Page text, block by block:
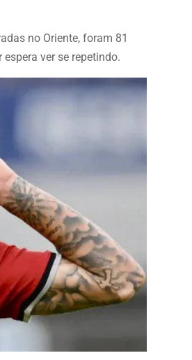
no Oriente, foram 81
ver se repetindo.